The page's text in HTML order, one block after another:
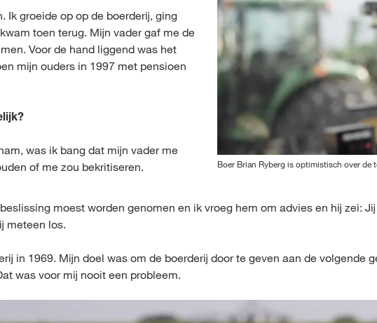
Ik groeide op op de boerderij, ging
toen terug. Mijn vader gaf me de
Voor de hand liggend was het
mijn ouders in 1997 met pensioen
was ik bang dat mijn vader me
of me zou bekritiseren.
Boer Brian Ryberg is optimistisch over de
moest worden genomen en ik vroeg hem om advies en hij zei:
meteen los.
in 1969. Mijn doel was om de boerderij door te geven aan de volgende
was voor mij nooit een probleem.